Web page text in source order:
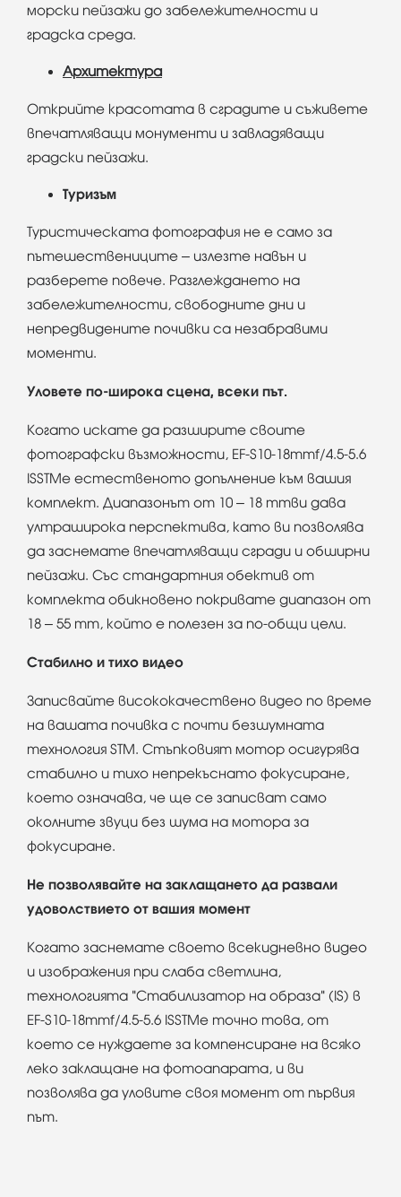
морски пейзажи до забележителности и
градска среда.
Архитектура
Открийте красотата в сградите и съживете
впечатляващи монументи и завладяващи
градски пейзажи.
Туризъм
Туристическата фотография не е само за
пътешествениците – излезте навън и
разберете повече. Разглеждането на
забележителности, свободните дни и
непредвидените почивки са незабравими
моменти.
Уловете по-широка сцена, всеки път.
Когато искате да разширите своите
фотографски възможности, EF-S10-18mmf/4.5-5.6
ISSTMе естественото допълнение към вашия
комплект. Диапазонът от 10 – 18 mmви дава
ултраширока перспектива, като ви позволява
да заснемате впечатляващи сгради и обширни
пейзажи. Със стандартния обектив от
комплекта обикновено покривате диапазон от
18 – 55 mm, който е полезен за по-общи цели.
Стабилно и тихо видео
Записвайте висококачествено видео по време
на вашата почивка с почти безшумната
технология STM. Стъпковият мотор осигурява
стабилно и тихо непрекъснато фокусиране,
което означава, че ще се записват само
околните звуци без шума на мотора за
фокусиране.
Не позволявайте на заклащането да развали
удоволствието от вашия момент
Когато заснемате своето всекидневно видео
и изображения при слаба светлина,
технологията "Стабилизатор на образа" (IS) в
EF-S10-18mmf/4.5-5.6 ISSTMе точно това, от
което се нуждаете за компенсиране на всяко
леко заклащане на фотоапарата, и ви
позволява да уловите своя момент от първия
път.